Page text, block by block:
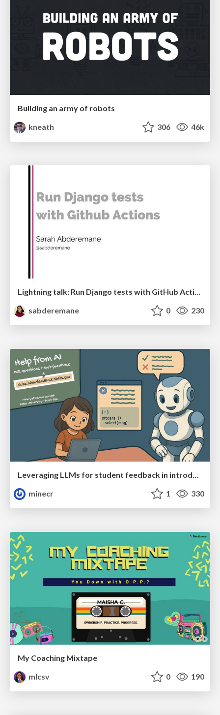
Building an army of robots
kneath
306 46k
sabderemane
0 230
Leveraging LLMs for student feedback in introductory data science courses - posit::conf(2025)
minecr
1 330
My Coaching Mixtape
mlcsv
0 190